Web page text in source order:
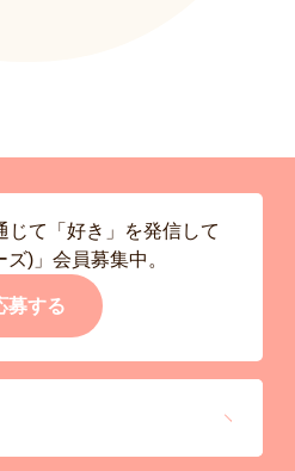
じて「好き」を発信して
)」会員募集中。
募する